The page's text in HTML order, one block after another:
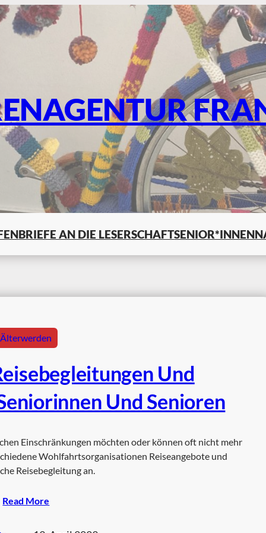
BRIEFE AN DIE LESERSCHAFT
Älterwerden
Und
Und Senioren
Einschränkungen möchten oder können oft nicht mehr
Wohlfahrtsorganisationen Reiseangebote und
Reisebegleitung an.
Read More